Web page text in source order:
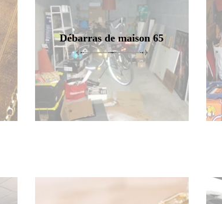
Débarras de maison 65